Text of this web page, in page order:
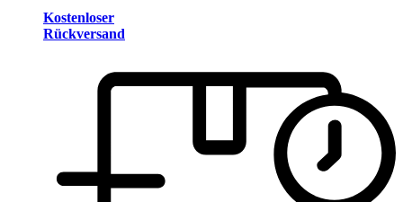
Kostenloser
Rückversand